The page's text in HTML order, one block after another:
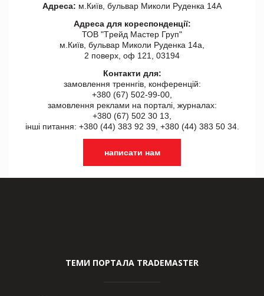
Адреса: м.Київ, бульвар Миколи Руденка 14А
Адреса для кореспонденції:
ТОВ "Tрейд Мастер Груп"
м.Київ, бульвар Миколи Руденка 14а,
2 поверх, оф 121, 03194
Контакти для:
замовлення треннгів, конференцій:
+380 (67) 502-99-00,
замовлення реклами на порталі, журналах:
+380 (67) 502 30 13,
інші питання: +380 (44) 383 92 39, +380 (44) 383 50 34.
написати нам
ТЕМИ ПОРТАЛА TRADEMASTER